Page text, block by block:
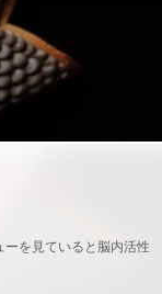
を見ていると脳内活性